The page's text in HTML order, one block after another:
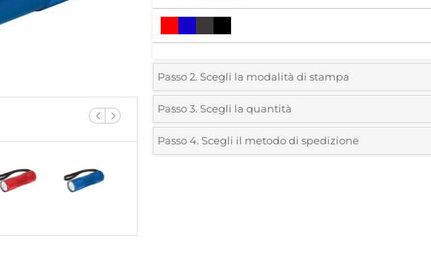
Passo 2. Scegli la modalità di stampa
*Seleziona la posizione di stampa e il colore del vostro
1 Colore (Sul corpo)
Passo 3. Scegli la quantità
*Quantità desiderata:
Passo 4. Scegli il metodo di spedizione